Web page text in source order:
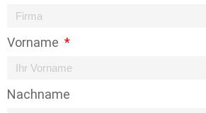
Vorname
Nachname